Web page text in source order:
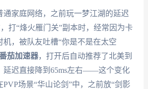
通家庭网络，之前玩一梦江湖的延迟
打“烽火雁门关”副本时，经常因为卡
机，被队友吐槽“你是不是在太空
茄加速器，打开后自动推荐了北美到
延迟直接降到65ms左右——这个变化
场景“华山论剑”中，之前放“剑影